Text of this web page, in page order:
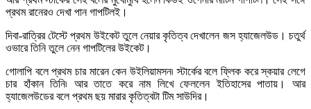
প্রথম রানেরও দেখা পান গাপটিলই।
দিবা-রাত্রির টেস্টে প্রথম উইকেট তুলে নেয়ার কৃতিত্ব দেখালেন জস হ্যাজেলউড। চতুর্থ
ওভারে তিনি তুলে নেন গাপটিলের উইকেট।
গোলাপি বলে প্রথম চার মারেন কেন উইলিয়ামসন৷ স্টার্কের বলে ফ্লিক করে স্কয়ার লেগে
চার হাঁকান তিনি৷ আর তাতে করে নাম লিখে ফেললেন ইতিহাসের পাতায়। আর
হ্যাজেলউডের বলে প্রথম ছয় মারার কৃতিত্বটা টিম সাউদির।